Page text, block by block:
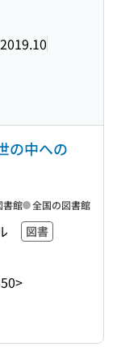
2019.10
の中への
図書
書館 全国の図書館